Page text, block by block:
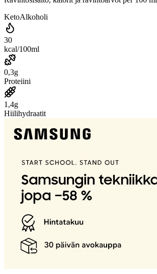
KetoAlkoholi
30
kcal/100ml
0,3g
Proteiini
1,4g
Hiilihydraatit